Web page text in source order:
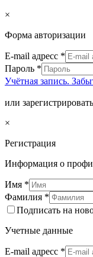
×
Форма авторизации
E-mail адресс *
Пароль *
Учётная запись.
или
×
Регистрация
Информация о
Имя *
Фамилия *
Подписать на
Учетные данные
E-mail адресс *